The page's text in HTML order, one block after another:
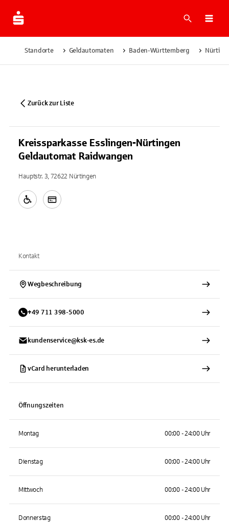
Suche
Standorte Geldautomaten Baden-Württemberg
Zurück zur Liste
Kreissparkasse Esslingen-Nürtingen
Geldautomat Raidwangen
Hauptstr. 3, 72622 Nürtingen
Kontakt
Wegbeschreibung
+49 711 398-5000
kundenservice@ksk-es.de
vCard herunterladen
Öffnungszeiten
Montag 00:00 - 24:00 Uhr
Dienstag 00:00 - 24:00 Uhr
Mittwoch 00:00 - 24:00 Uhr
Donnerstag 00:00 - 24:00 Uhr